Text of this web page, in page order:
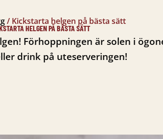
/ Kickstarta helgen på bästa sätt
HELGEN PÅ BÄSTA SÄTT
Förhoppningen är solen i
drink på uteserveringen!